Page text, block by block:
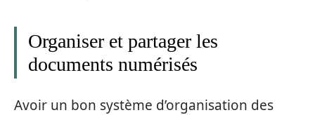
Organiser et partager les
documents numérisés
Avoir un bon système d’organisation des